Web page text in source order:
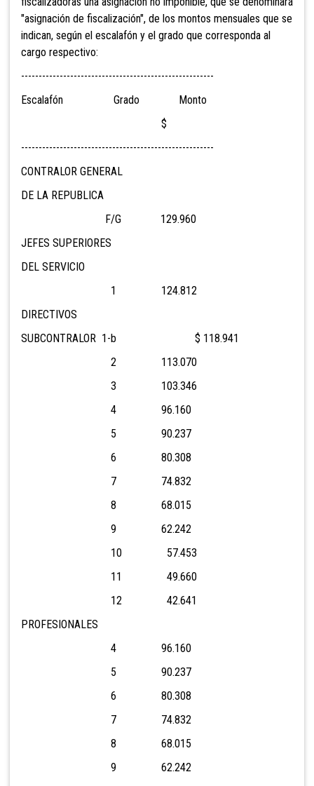
"asignación de fiscalización", de los montos mensuales que se
indican, según el escalafón y el grado que corresponda al
cargo respectivo:
-------------------------------------------------------
Escalafón Grado Monto
$
-------------------------------------------------------
CONTRALOR GENERAL
DE LA REPUBLICA
F/G 129.960
JEFES SUPERIORES
DEL SERVICIO
1 124.812
DIRECTIVOS
SUBCONTRALOR 1-b $ 118.941
2 113.070
3 103.346
4 96.160
5 90.237
6 80.308
7 74.832
8 68.015
9 62.242
10 57.453
11 49.660
12 42.641
PROFESIONALES
4 96.160
5 90.237
6 80.308
7 74.832
8 68.015
9 62.242